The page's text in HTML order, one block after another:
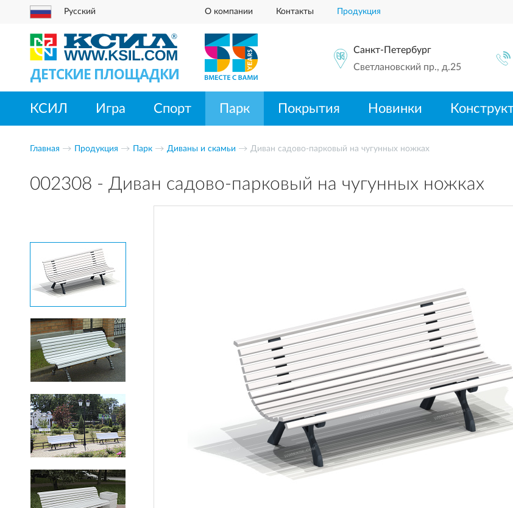
Русский О компании Контакты Продукция
ДЕТСКИЕ ПЛОЩАДКИ
Санкт-Петербург
Светлановский пр., д.25
КСИЛ Игра Спорт Парк Покрытия Новинки
Главная Продукция Парк Диваны и скамьи Диван садово-парковый на чугунных ножках
002308 - Диван садово-парковый на чугунных ножках